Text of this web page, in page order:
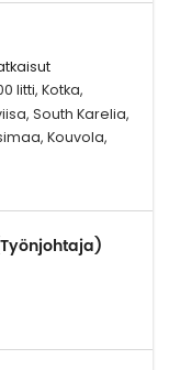
Iitti, Kotka,
South Karelia,
Kouvola,